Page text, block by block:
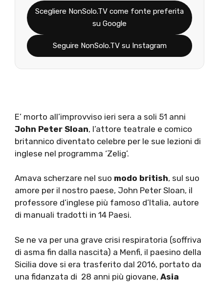
Scegliere NonSolo.TV come fonte preferita
su Google
Seguire NonSolo.TV su Instagram
E’ morto all’improvviso ieri sera a soli 51 anni
John Peter Sloan, l’attore teatrale e comico
britannico diventato celebre per le sue lezioni di
inglese nel programma ‘Zelig’.
Amava scherzare nel suo modo british, sul suo
amore per il nostro paese, John Peter Sloan, il
professore d’inglese più famoso d’Italia, autore
di manuali tradotti in 14 Paesi.
Se ne va per una grave crisi respiratoria (soffriva
di asma fin dalla nascita) a Menfi, il paesino della
Sicilia dove si era trasferito dal 2016, portato da
una fidanzata di 28 anni più giovane, Asia